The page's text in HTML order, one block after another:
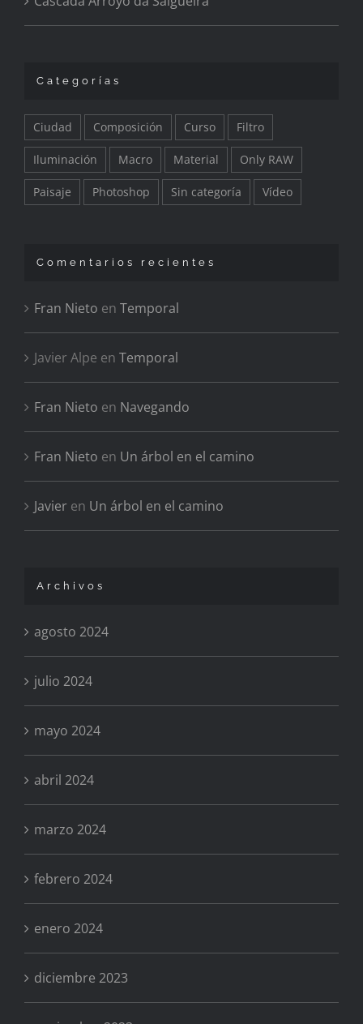
Categorías
Ciudad Composición Curso Filtro
Iluminación Macro Material Only RAW
Paisaje Photoshop Sin categoría Vídeo
Comentarios recientes
Fran Nieto en Temporal
Javier Alpe en Temporal
Fran Nieto en Navegando
Fran Nieto en Un árbol en el camino
Javier en Un árbol en el camino
Archivos
agosto 2024
julio 2024
mayo 2024
abril 2024
marzo 2024
febrero 2024
enero 2024
diciembre 2023